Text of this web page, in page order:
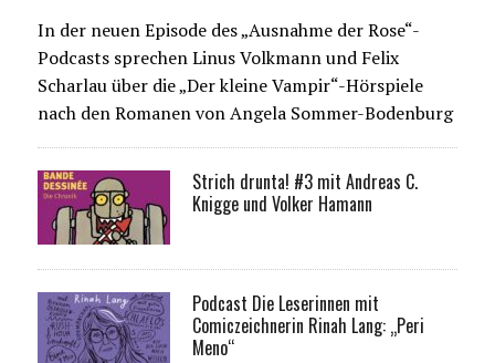
In der neuen Episode des „Ausnahme der Rose“-
Podcasts sprechen Linus Volkmann und Felix
Scharlau über die „Der kleine Vampir“-Hörspiele
nach den Romanen von Angela Sommer-Bodenburg
Strich drunta! #3 mit Andreas C.
Knigge und Volker Hamann
Podcast Die Leserinnen mit
Comiczeichnerin Rinah Lang: „Peri
Meno“